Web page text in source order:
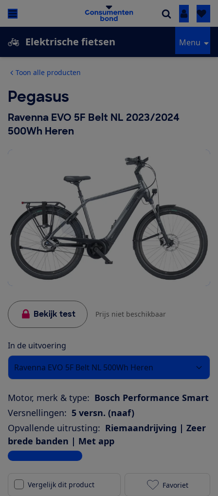
Inloggen
Elektrische fietsen Menu
Toon alle producten
Pegasus
Ravenna EVO 5F Belt NL 2023/2024
500Wh Heren
Bekijk test Prijs niet beschikbaar
In de uitvoering
Ravenna EVO 5F Belt NL 500Wh Heren
Motor, merk & type: Bosch Performance Smart
Versnellingen: 5 versn. (naaf)
Opvallende uitrusting: Riemaandrijving | Zeer
brede banden | Met app
Bekijk alle specificaties
Vergelijk dit product Pegasus
Favoriet